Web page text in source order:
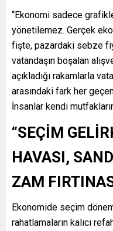
“Ekonomi sadece
yönetilemez. Gerçek
fişte, pazardaki sebze
vatandaşın boşalan
açıkladığı rakamlarla
arasındaki fark her
İnsanlar kendi
“SEÇİM
HAVASI,
ZAM
Ekonomide seçim
rahatlamaların kalıcı